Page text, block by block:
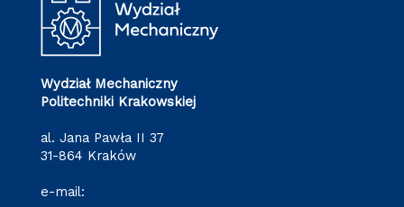
Wydział Mechaniczny
Politechniki Krakowskiej
al. Jana Pawła II 37
31-864 Kraków
e-mail: